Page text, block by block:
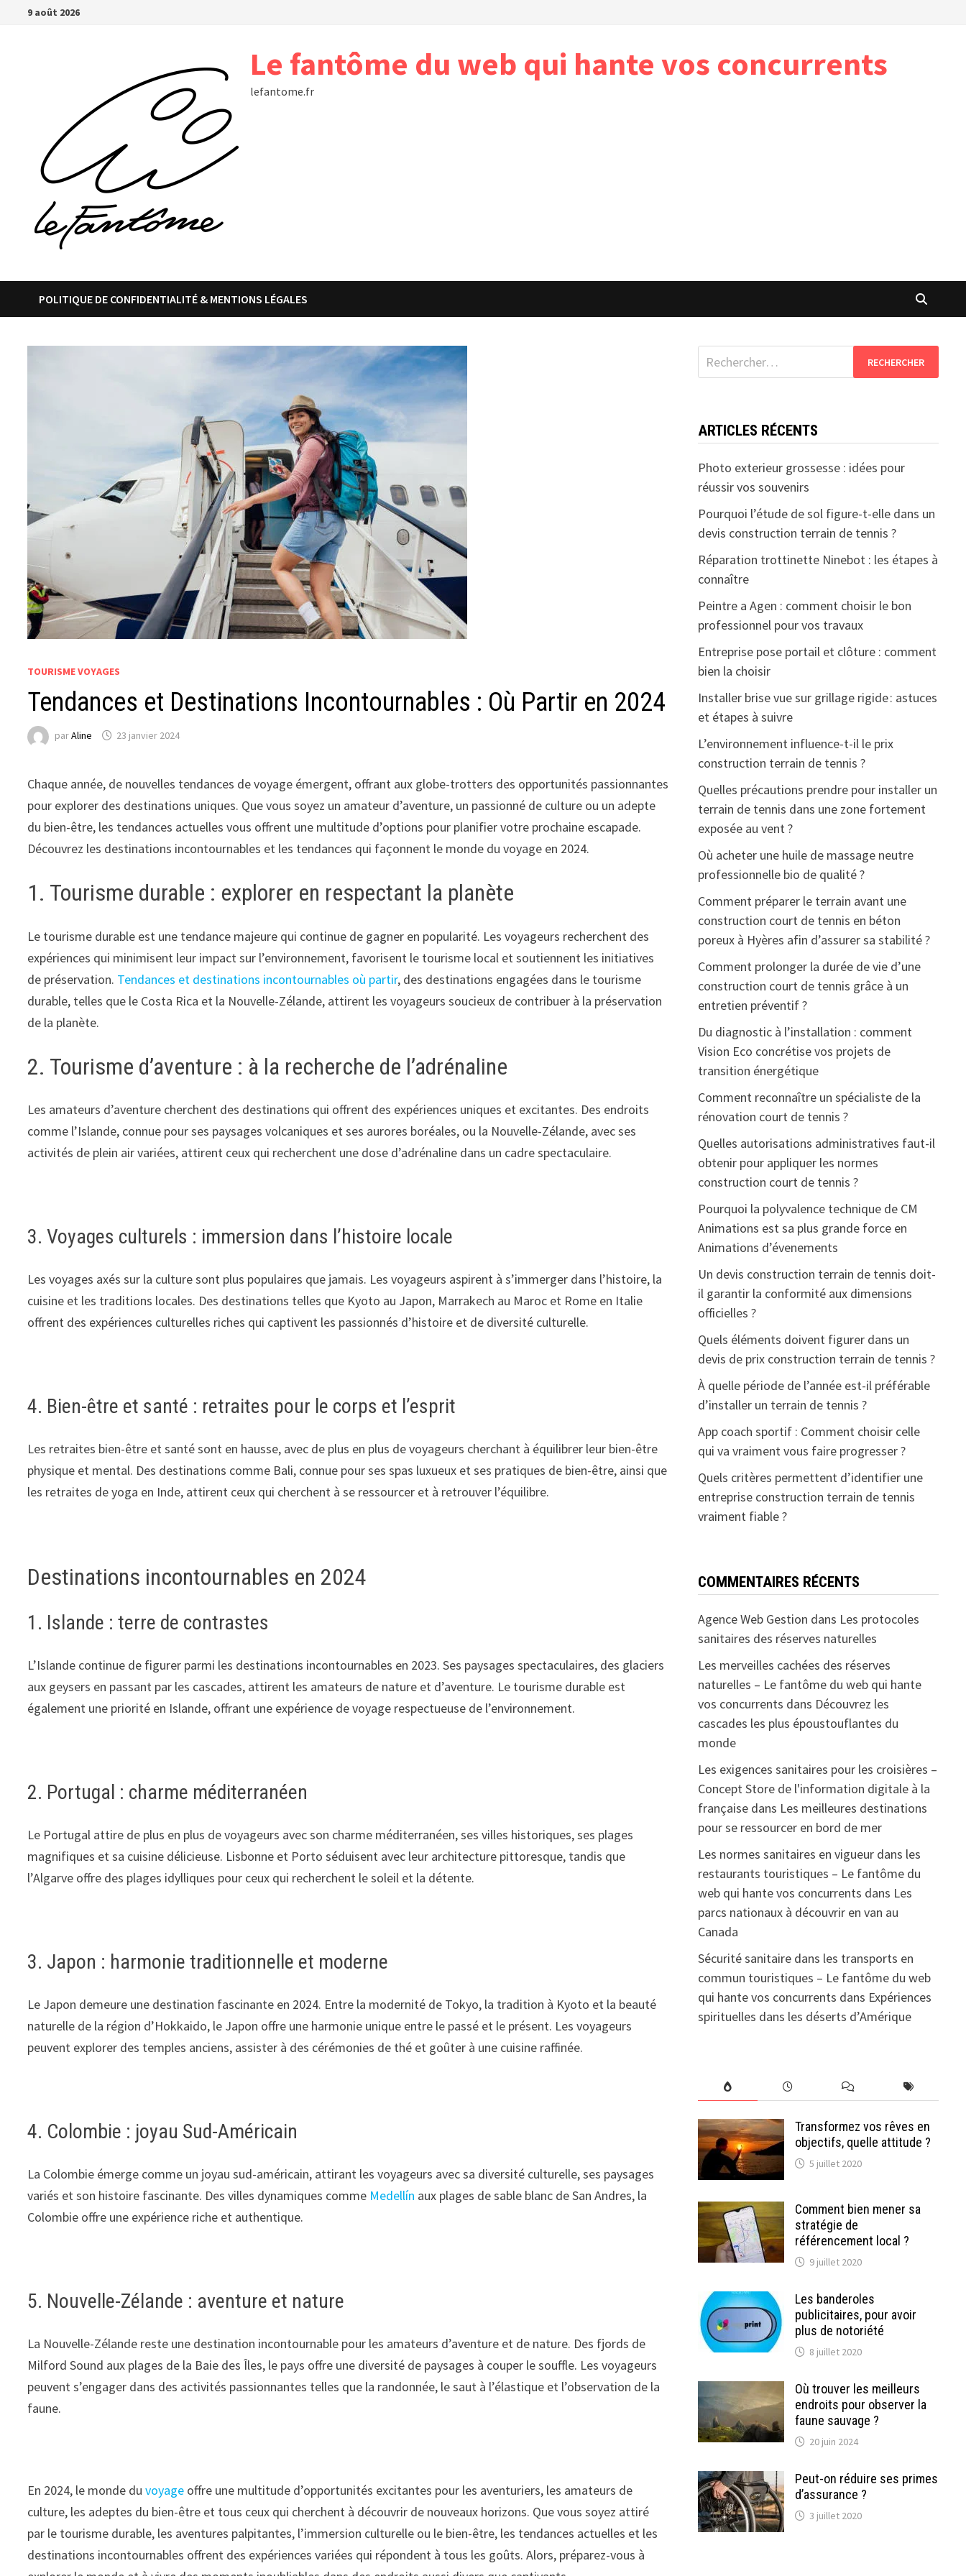
Passer9 août 2026
Le fantôme du web qui hante vos concurrents
lefantome.fr
POLITIQUE DE CONFIDENTIALITÉ & MENTIONS LÉGALES
TOURISME VOYAGES
Tendances et Destinations Incontournables : Où Partir en 2024
parAline 23 janvier 2024
Chaque année, de nouvelles tendances de voyage émergent, offrant aux globe-trotters des opportunités passionnantes
pour explorer des destinations uniques. Que vous soyez un amateur d’aventure, un passionné de culture ou un adepte
du bien-être, les tendances actuelles vous offrent une multitude d’options pour planifier votre prochaine escapade.
Découvrez les destinations incontournables et les tendances qui façonnent le monde du voyage en 2024.
1. Tourisme durable : explorer en respectant la planète
Le tourisme durable est une tendance majeure qui continue de gagner en popularité. Les voyageurs recherchent des
expériences qui minimisent leur impact sur l’environnement, favorisent le tourisme local et soutiennent les initiatives
de préservation. Tendances et destinations incontournables où partir, des destinations engagées dans le tourisme
durable, telles que le Costa Rica et la Nouvelle-Zélande, attirent les voyageurs soucieux de contribuer à la préservation
de la planète.
2. Tourisme d’aventure : à la recherche de l’adrénaline
Les amateurs d’aventure cherchent des destinations qui offrent des expériences uniques et excitantes. Des endroits
comme l’Islande, connue pour ses paysages volcaniques et ses aurores boréales, ou la Nouvelle-Zélande, avec ses
activités de plein air variées, attirent ceux qui recherchent une dose d’adrénaline dans un cadre spectaculaire.
3. Voyages culturels : immersion dans l’histoire locale
Les voyages axés sur la culture sont plus populaires que jamais. Les voyageurs aspirent à s’immerger dans l’histoire, la
cuisine et les traditions locales. Des destinations telles que Kyoto au Japon, Marrakech au Maroc et Rome en Italie
offrent des expériences culturelles riches qui captivent les passionnés d’histoire et de diversité culturelle.
4. Bien-être et santé : retraites pour le corps et l’esprit
Les retraites bien-être et santé sont en hausse, avec de plus en plus de voyageurs cherchant à équilibrer leur bien-être
physique et mental. Des destinations comme Bali, connue pour ses spas luxueux et ses pratiques de bien-être, ainsi que
les retraites de yoga en Inde, attirent ceux qui cherchent à se ressourcer et à retrouver l’équilibre.
Destinations incontournables en 2024
1. Islande : terre de contrastes
L’Islande continue de figurer parmi les destinations incontournables en 2023. Ses paysages spectaculaires, des glaciers
aux geysers en passant par les cascades, attirent les amateurs de nature et d’aventure. Le tourisme durable est
également une priorité en Islande, offrant une expérience de voyage respectueuse de l’environnement.
2. Portugal : charme méditerranéen
Le Portugal attire de plus en plus de voyageurs avec son charme méditerranéen, ses villes historiques, ses plages
magnifiques et sa cuisine délicieuse. Lisbonne et Porto séduisent avec leur architecture pittoresque, tandis que
l’Algarve offre des plages idylliques pour ceux qui recherchent le soleil et la détente.
3. Japon : harmonie traditionnelle et moderne
Le Japon demeure une destination fascinante en 2024. Entre la modernité de Tokyo, la tradition à Kyoto et la beauté
naturelle de la région d’Hokkaido, le Japon offre une harmonie unique entre le passé et le présent. Les voyageurs
peuvent explorer des temples anciens, assister à des cérémonies de thé et goûter à une cuisine raffinée.
4. Colombie : joyau Sud-Américain
La Colombie émerge comme un joyau sud-américain, attirant les voyageurs avec sa diversité culturelle, ses paysages
variés et son histoire fascinante. Des villes dynamiques comme Medellín aux plages de sable blanc de San Andres, la
Colombie offre une expérience riche et authentique.
5. Nouvelle-Zélande : aventure et nature
La Nouvelle-Zélande reste une destination incontournable pour les amateurs d’aventure et de nature. Des fjords de
Milford Sound aux plages de la Baie des Îles, le pays offre une diversité de paysages à couper le souffle. Les voyageurs
peuvent s’engager dans des activités passionnantes telles que la randonnée, le saut à l’élastique et l’observation de la
faune.
En 2024, le monde duvoyage offre une multitude d’opportunités excitantes pour les aventuriers, les amateurs de
culture, les adeptes du bien-être et tous ceux qui cherchent à découvrir de nouveaux horizons. Que vous soyez attiré
par le tourisme durable, les aventures palpitantes, l’immersion culturelle ou le bien-être, les tendances actuelles et les
destinations incontournables offrent des expériences variées qui répondent à tous les goûts. Alors, préparez-vous à
Rechercher :
ARTICLES RÉCENTS
Photo exterieur grossesse : idées pour
réussir vos souvenirs
Pourquoi l’étude de sol figure-t-elle dans un
devis construction terrain de tennis ?
Réparation trottinette Ninebot : les étapes à
connaître
Peintre a Agen : comment choisir le bon
professionnel pour vos travaux
Entreprise pose portail et clôture : comment
bien la choisir
Installer brise vue sur grillage rigide : astuces
et étapes à suivre
L’environnement influence-t-il le prix
construction terrain de tennis ?
Quelles précautions prendre pour installer un
terrain de tennis dans une zone fortement
exposée au vent ?
Où acheter une huile de massage neutre
professionnelle bio de qualité ?
Comment préparer le terrain avant une
construction court de tennis en béton
poreux à Hyères afin d’assurer sa stabilité ?
Comment prolonger la durée de vie d’une
construction court de tennis grâce à un
entretien préventif ?
Du diagnostic à l’installation : comment
Vision Eco concrétise vos projets de
transition énergétique
Comment reconnaître un spécialiste de la
rénovation court de tennis ?
Quelles autorisations administratives faut-il
obtenir pour appliquer les normes
construction court de tennis ?
Pourquoi la polyvalence technique de CM
Animations est sa plus grande force en
Animations d’évenements
Un devis construction terrain de tennis doit-
il garantir la conformité aux dimensions
officielles ?
Quels éléments doivent figurer dans un
devis de prix construction terrain de tennis ?
À quelle période de l’année est-il préférable
d’installer un terrain de tennis ?
App coach sportif : Comment choisir celle
qui va vraiment vous faire progresser ?
Quels critères permettent d’identifier une
entreprise construction terrain de tennis
vraiment fiable ?
COMMENTAIRES RÉCENTS
Agence Web Gestion dans Les protocoles
sanitaires des réserves naturelles
Les merveilles cachées des réserves
naturelles – Le fantôme du web qui hante
vos concurrents dans Découvrez les
cascades les plus époustouflantes du
monde
Les exigences sanitaires pour les croisières –
Concept Store de l'information digitale à la
françaisedans Les meilleures destinations
pour se ressourcer en bord de mer
Les normes sanitaires en vigueur dans les
restaurants touristiques – Le fantôme du
web qui hante vos concurrents dans Les
parcs nationaux à découvrir en van au
Canada
Sécurité sanitaire dans les transports en
commun touristiques – Le fantôme du web
qui hante vos concurrents dans Expériences
spirituelles dans les déserts d’Amérique
Transformez vos rêves en
objectifs, quelle attitude ?
5 juillet 2020
Comment bien mener sa
stratégie de
référencement local ?
9 juillet 2020
Les banderoles
publicitaires, pour avoir
plus de notoriété
8 juillet 2020
Où trouver les meilleurs
endroits pour observer la
faune sauvage ?
20 juin 2024
Peut-on réduire ses primes
d’assurance ?
3 juillet 2020